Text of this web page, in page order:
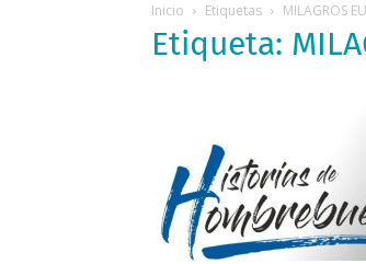
Inicio Etiquetas MILAGROS
Etiqueta: